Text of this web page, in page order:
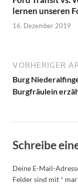
lernen unseren
16. Dezember 2019
VORHERIGER
Burg
Burgfräulein
Schreibe
Deine E-Mail-
Felder sind mit *